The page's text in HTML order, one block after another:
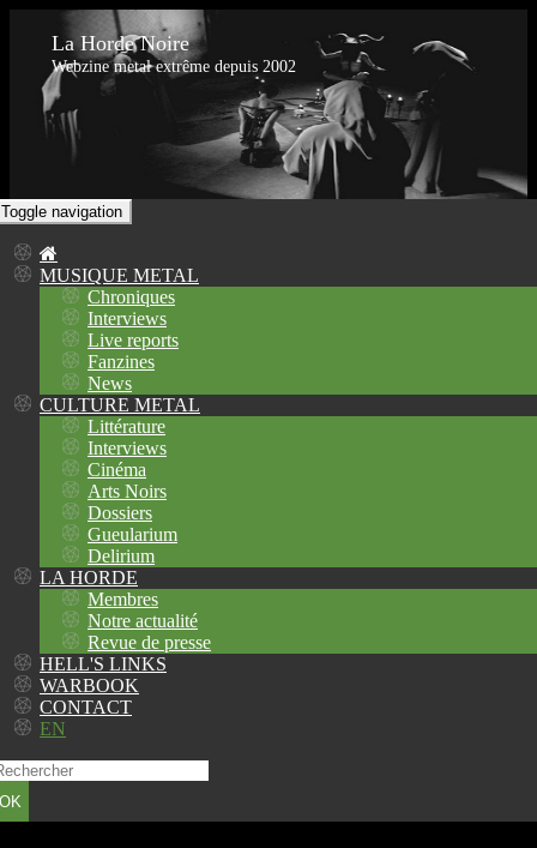
La Horde Noire
Webzine metal extrême depuis 2002
Toggle navigation
MUSIQUE METAL
Chroniques
Interviews
Live reports
Fanzines
News
CULTURE METAL
Littérature
Interviews
Cinéma
Arts Noirs
Dossiers
Gueularium
Delirium
LA HORDE
Membres
Notre actualité
Revue de presse
HELL'S LINKS
WARBOOK
CONTACT
EN
OK